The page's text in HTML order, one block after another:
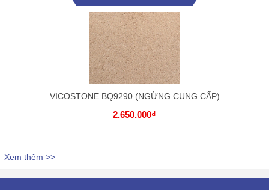
VICOSTONE BQ9290 (NGỪNG CUNG CẤP)
2.650.000₫
Xem thêm >>